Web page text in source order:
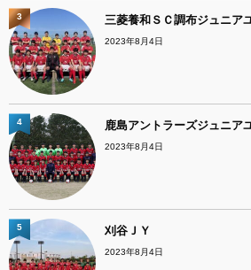
三菱養和ＳＣ調布ジュニア
2023年8月4日
3
鹿島アントラーズジュニア
2023年8月4日
4
刈谷ＪＹ
2023年8月4日
5